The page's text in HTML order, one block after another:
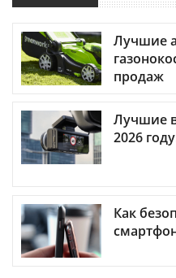
Лучшие
продаж
Лучшие
2026
Как